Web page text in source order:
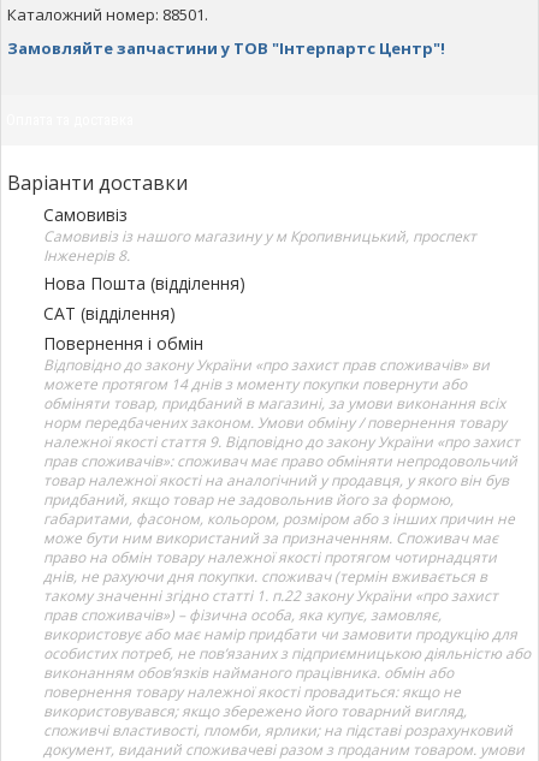
Каталожний номер: 88501.
Замовляйте запчастини у ТОВ "Інтерпартс Центр"!
Варіанти доставки
Самовивіз
Самовивіз із нашого магазину у м Кропивницький, проспект
Інженерів 8.
Нова Пошта (відділення)
САТ (відділення)
Повернення і обмін
Відповідно до закону України «про захист прав споживачів» ви
можете протягом 14 днів з моменту покупки повернути або
обміняти товар, придбаний в магазині, за умови виконання всіх
норм передбачених законом. Умови обміну / повернення товару
належної якості стаття 9. Відповідно до закону України «про захист
прав споживачів»: споживач має право обміняти непродовольчий
товар належної якості на аналогічний у продавця, у якого він був
придбаний, якщо товар не задовольнив його за формою,
габаритами, фасоном, кольором, розміром або з інших причин не
може бути ним використаний за призначенням. Споживач має
право на обмін товару належної якості протягом чотирнадцяти
днів, не рахуючи дня покупки. споживач (термін вживається в
такому значенні згідно статті 1. п.22 закону України «про захист
прав споживачів») – фізична особа, яка купує, замовляє,
використовує або має намір придбати чи замовити продукцію для
особистих потреб, не пов’язаних з підприємницькою діяльністю або
виконанням обов’язків найманого працівника. обмін або
повернення товару належної якості провадиться: якщо не
використовувався; якщо збережено його товарний вигляд,
споживчі властивості, пломби, ярлики; на підставі розрахунковий
документ, виданий споживачеві разом з проданим товаром. умови